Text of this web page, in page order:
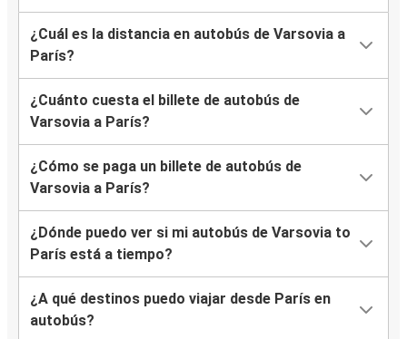
¿Cuál es la distancia en autobús de Varsovia a
París?
¿Cuánto cuesta el billete de autobús de
Varsovia a París?
¿Cómo se paga un billete de autobús de
Varsovia a París?
¿Dónde puedo ver si mi autobús de Varsovia to
París está a tiempo?
¿A qué destinos puedo viajar desde París en
autobús?